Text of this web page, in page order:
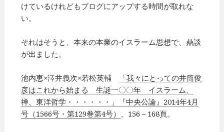
けているけれどもブログにアップする時間が取れな
い。
それはそうと、本来の本業のイスラーム思想で、鼎談
が出ました。
池内恵×澤井義次×若松英輔
「我々にとっての井筒俊
彦はこれから始まる 生誕一〇〇年 イスラーム、
禅、東洋哲学・・・・・・」『中央公論』2014年4月
号（1566号・第129巻第4号） 、156－168頁。